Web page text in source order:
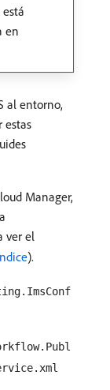
en
al entorno,
estas
Manager,
ver el
).